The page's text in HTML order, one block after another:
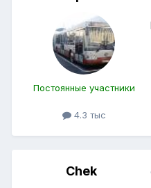
Постоянные участники
4.3 тыс
Chek